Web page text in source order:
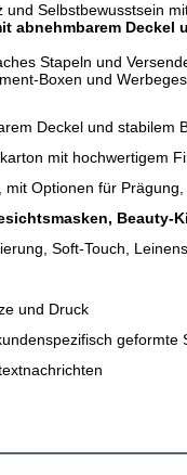
Selbstbewusstsein
abnehmbarem Deckel
Stapeln und
Boxen und
Deckel und stabilem
mit hochwertigem
, mit Optionen für
Beauty-
Soft-Touch,
und Druck
geformte